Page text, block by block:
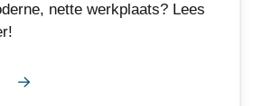
nette werkplaats? Lees